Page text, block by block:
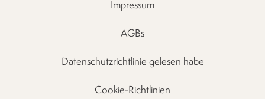
Impressum
AGBs
Datenschutzrichtlinie gelesen habe
Cookie-Richtlinien